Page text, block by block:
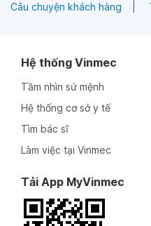
Câu chuyện khách hàng
Hệ thống Vinmec
Tầm nhìn sứ mệnh
Hệ thống cơ sở y tế
Tìm bác sĩ
Làm việc tại Vinmec
Tải App MyVinmec